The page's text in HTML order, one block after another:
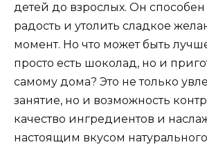
детей до взрослых. Он
радость и утолить сладкое
момент. Но что может быть
просто есть шоколад, но и
самому дома? Это не только
занятие, но и возможность
качество ингредиентов и
настоящим вкусом